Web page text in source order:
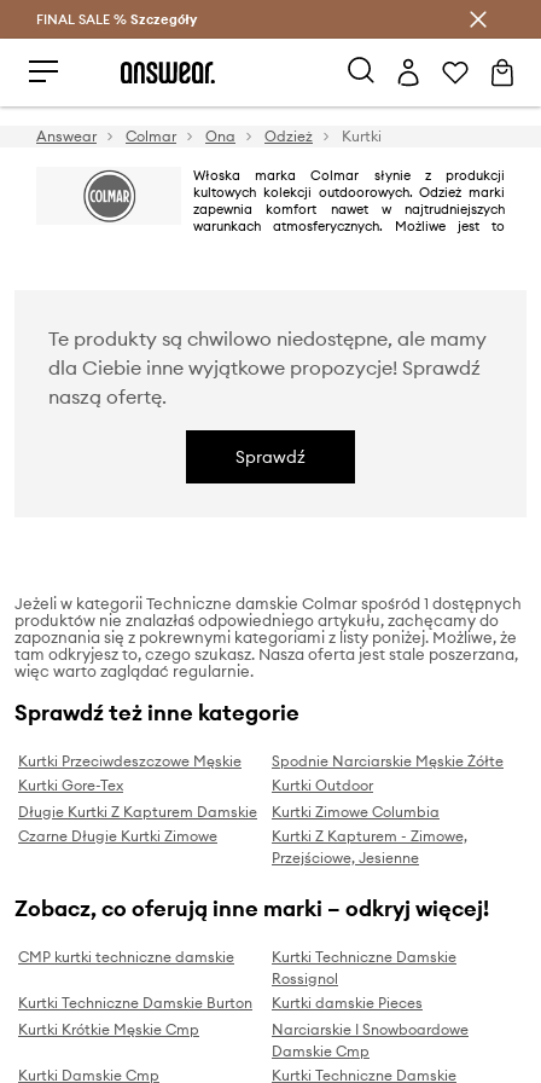
Oszczędzaj z Answear Club >
FINAL SALE % Szczegóły
Answear Colmar Ona Odzież Kurtki
Włoska marka Colmar słynie z produkcji
kultowych kolekcji outdoorowych. Odzież marki
zapewnia komfort nawet w najtrudniejszych
warunkach atmosferycznych. Możliwe jest to
Te produkty są chwilowo niedostępne, ale mamy
dla Ciebie inne wyjątkowe propozycje! Sprawdź
naszą ofertę.
Sprawdź
Jeżeli w kategorii Techniczne damskie Colmar spośród 1 dostępnych
produktów nie znalazłaś odpowiedniego artykułu, zachęcamy do
zapoznania się z pokrewnymi kategoriami z listy poniżej. Możliwe, że
tam odkryjesz to, czego szukasz. Nasza oferta jest stale poszerzana,
więc warto zaglądać regularnie.
Sprawdź też inne kategorie
Kurtki Przeciwdeszczowe Męskie
Spodnie Narciarskie Męskie Żółte
Kurtki Gore-Tex
Kurtki Outdoor
Długie Kurtki Z Kapturem Damskie
Kurtki Zimowe Columbia
Czarne Długie Kurtki Zimowe
Kurtki Z Kapturem - Zimowe,
Przejściowe, Jesienne
Zobacz, co oferują inne marki – odkryj więcej!
CMP kurtki techniczne damskie
Kurtki Techniczne Damskie
Rossignol
Kurtki Techniczne Damskie Burton
Kurtki damskie Pieces
Kurtki Krótkie Męskie Cmp
Narciarskie I Snowboardowe
Damskie Cmp
Kurtki Damskie Cmp
Kurtki Techniczne Damskie